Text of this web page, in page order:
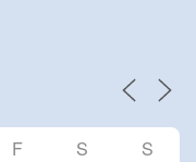
F S S